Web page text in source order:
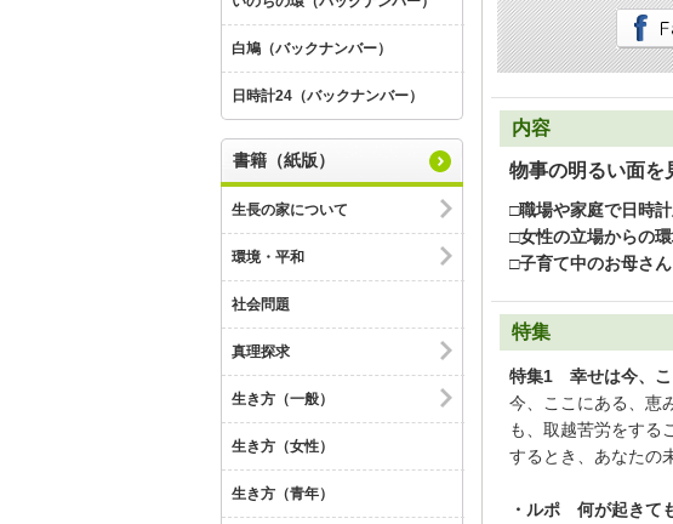
白鳩（バックナンバー）
日時計24（バックナンバー）
書籍（紙版）
生長の家について
環境・平和
社会問題
真理探求
生き方（一般）
生き方（女性）
生き方（青年）
内容
物事の明るい面を
□職場や家庭で日時
□女性の立場からの
□子育て中のお母さん
特集
特集1 幸せは今、こ
今、ここにある、恵
も、取越苦労をする
するとき、あなたの
・ルポ 何が起きて